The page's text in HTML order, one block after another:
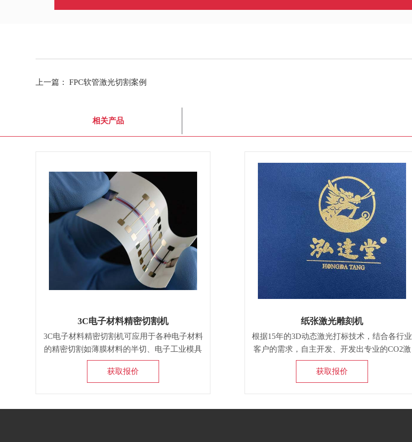
上一篇： FPC软管激光切割案例
相关产品
3C电子材料精密切割机
3C电子材料精密切割机可应用于各种电子材料
的精密切割如薄膜材料的半切、电子工业模具
切割、柔性电路板切割、计算机键盘水切割、
其他非金属材料高精度切割和开口。
获取报价
纸张激光雕刻机
根据15年的3D动态激光打标技术，结合各行业
客户的需求，自主开发、开发出专业的CO2激
光打标机，用于服装面料、刻字膜、皮革、纸
板、石材、木材等非金属的激光雕刻和标记。
获取报价